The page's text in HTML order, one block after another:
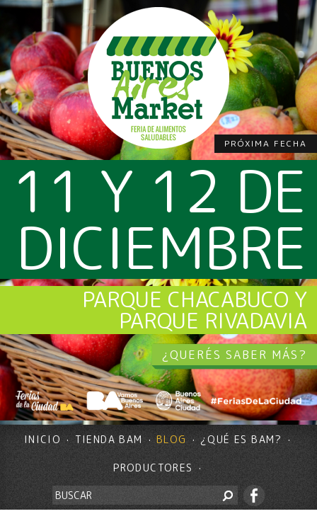
PRÓXIMA FECHA
11 Y 12 DE
DICIEMBRE
PARQUE CHACABUCO Y
PARQUE RIVADAVIA
¿QUERÉS SABER MÁS?
INICIO TIENDA BAM BLOG ¿QUÉ ES BAM?
PRODUCTORES